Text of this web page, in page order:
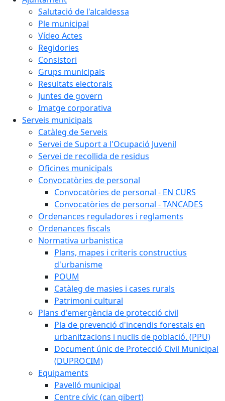
Salutació de l'alcaldessa
Ple municipal
Vídeo Actes
Regidories
Consistori
Grups municipals
Resultats electorals
Juntes de govern
Imatge corporativa
Serveis municipals
Catàleg de Serveis
Servei de Suport a l'Ocupació Juvenil
Servei de recollida de residus
Oficines municipals
Convocatòries de personal
Convocatòries de personal - EN CURS
Convocatòries de personal - TANCADES
Ordenances reguladores i reglaments
Ordenances fiscals
Normativa urbanistica
Plans, mapes i criteris constructius
d'urbanisme
POUM
Catàleg de masies i cases rurals
Patrimoni cultural
Plans d'emergència de protecció civil
Pla de prevenció d'incendis forestals en
urbanitzacions i nuclis de població. (PPU)
Document únic de Protecció Civil Municipal
(DUPROCIM)
Equipaments
Pavelló municipal
Centre cívic (can gibert)